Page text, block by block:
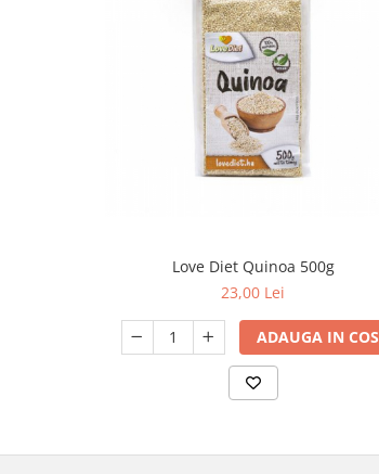
Love Diet Quinoa 500g
23,00 Lei
ADAUGA IN COS